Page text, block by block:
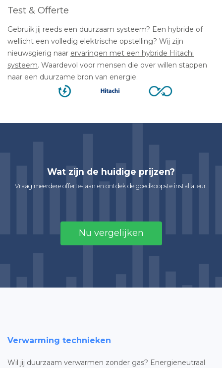
Test & Offerte
Gebruik jij reeds een duurzaam systeem? Een hybride of
wellicht een volledig elektrische opstelling? Wij zijn
nieuwsgierig naar ervaringen met een hybride Hitachi
systeem. Waardevol voor mensen die over willen stappen
naar een duurzame bron van energie.
Wat zijn de huidige prijzen?
Vraag meerdere offertes aan en ontdek de goedkoopste installateur.
Nu vergelijken
Verwarming technieken
Wil jij duurzaam verwarmen zonder gas? Energieneutraal